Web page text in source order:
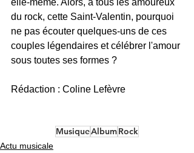
du rock, cette Saint-Valentin, pourquoi
ne pas écouter quelques-uns de ces
couples légendaires et célébrer l'amour
sous toutes ses formes ?
Rédaction : Coline Lefèvre
MusiqueAlbumRock
Actu musicale